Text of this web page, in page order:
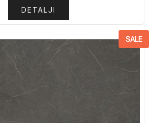
DETALJI
SALE